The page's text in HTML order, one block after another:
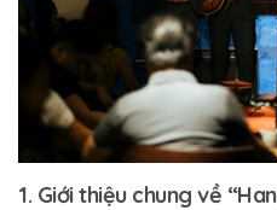
1. Giới thiệu chung về